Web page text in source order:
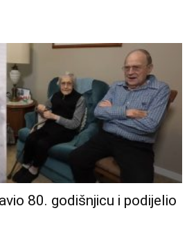
80. godišnjicu i podijelio